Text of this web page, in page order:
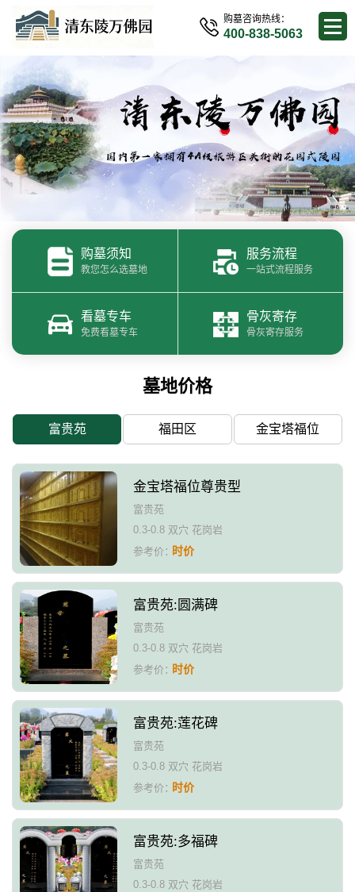
购墓咨询热线：
400-838-5063
购墓须知
教您怎么选墓地
服务流程
一站式流程服务
看墓专车
免费看墓专车
骨灰寄存
骨灰寄存服务
墓地价格
富贵苑 福田区 金宝塔福位
金宝塔福位尊贵型
富贵苑
0.3-0.8 双穴 花岗岩
参考价：时价
富贵苑:圆满碑
富贵苑
0.3-0.8 双穴 花岗岩
参考价：时价
富贵苑:莲花碑
富贵苑
0.3-0.8 双穴 花岗岩
参考价：时价
富贵苑:多福碑
富贵苑
0.3-0.8 双穴 花岗岩